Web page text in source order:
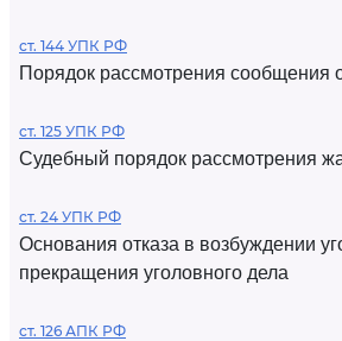
ст. 144 УПК РФ
Порядок рассмотрения сообщения
ст. 125 УПК РФ
Судебный порядок рассмотрения
ст. 24 УПК РФ
Основания отказа в возбуждении
прекращения уголовного дела
ст. 126 АПК РФ